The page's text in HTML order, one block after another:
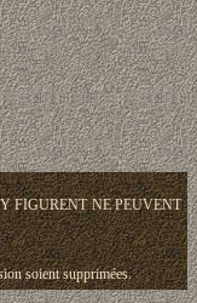
FIGURENT NE PEUVENT
soient supprimées.